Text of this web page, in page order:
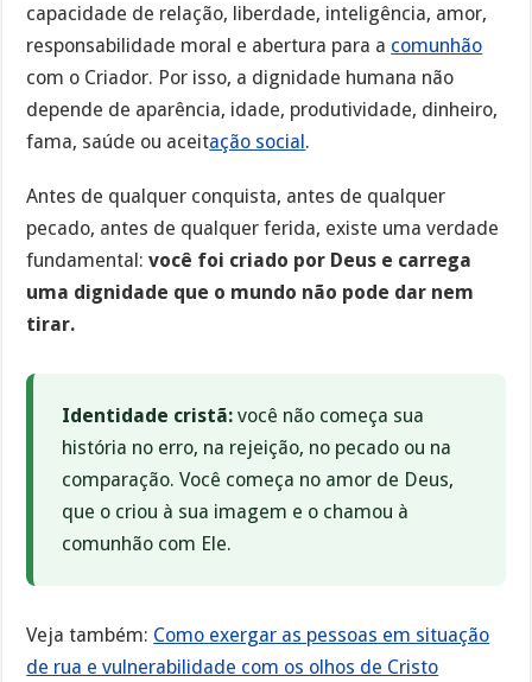
capacidade de relação, liberdade, inteligência, amor,
responsabilidade moral e abertura para a comunhão
com o Criador. Por isso, a dignidade humana não
depende de aparência, idade, produtividade, dinheiro,
fama, saúde ou aceitação social.
Antes de qualquer conquista, antes de qualquer
pecado, antes de qualquer ferida, existe uma verdade
fundamental:você foi criado por Deus e carrega
uma dignidade que o mundo não pode dar nem
tirar.
Identidade cristã: você não começa sua
história no erro, na rejeição, no pecado ou na
comparação. Você começa no amor de Deus,
que o criou à sua imagem e o chamou à
comunhão com Ele.
Veja também: Como exergar as pessoas em situação
de rua e vulnerabilidade com os olhos de Cristo